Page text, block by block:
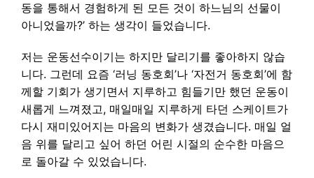
동을 통해서 경험하게 된 모든 것이 하느님의 선물이
아니었을까?’ 하는 생각이 들었습니다.
저는 운동선수이기는 하지만 달리기를 좋아하지 않습
니다. 그런데 요즘 ‘러닝 동호회’나 ‘자전거 동호회’에 함
께할 기회가 생기면서 지루하고 힘들기만 했던 운동이
새롭게 느껴졌고, 매일매일 지루하게 타던 스케이트가
다시 재미있어지는 마음의 변화가 생겼습니다. 매일 얼
음 위를 달리고 싶어 하던 어린 시절의 순수한 마음으
로 돌아갈 수 있었습니다.